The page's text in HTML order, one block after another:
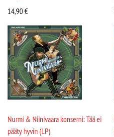
14,90€
Nurmi & Niinivaara konserni: Tää ei
pääty hyvin (LP)